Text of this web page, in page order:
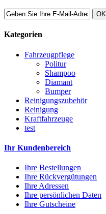
OK
Kategorien
Fahrzeugpflege
Politur
Shampoo
Diamant
Bumper
Reinigungszubehör
Reinigung
Kraftfahrzeuge
test
Ihr Kundenbereich
Ihre Bestellungen
Ihre Rückvergütungen
Ihre Adressen
Ihre persönlichen Daten
Ihre Gutscheine